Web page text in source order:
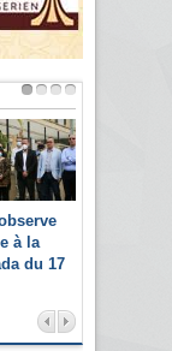
à la
du 17